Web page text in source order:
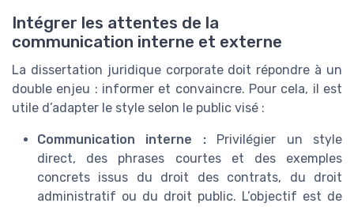
Intégrer les attentes de la
communication interne et externe
La dissertation juridique corporate doit répondre à un
double enjeu : informer et convaincre. Pour cela, il est
utile d’adapter le style selon le public visé :
Communication interne :Privilégier un style
direct, des phrases courtes et des exemples
concrets issus du droit des contrats, du droit
administratif ou du droit public. L’objectif est de